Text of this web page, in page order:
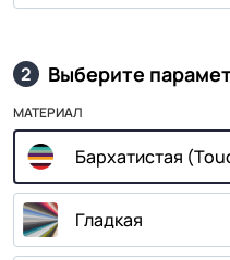
2 Выберите
МАТЕРИАЛ
Бархатистая
Гладкая